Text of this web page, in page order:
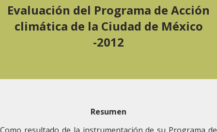
Evaluación del Programa de Acción
climática de la Ciudad de México
-2012
Resumen